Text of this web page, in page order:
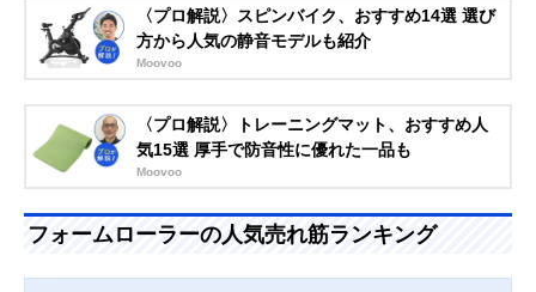
〈プロ解説〉スピンバイク、おすすめ14選 選び
方から人気の静音モデルも紹介
Moovoo
〈プロ解説〉トレーニングマット、おすすめ人
気15選 厚手で防音性に優れた一品も
Moovoo
フォームローラーの人気売れ筋ランキング